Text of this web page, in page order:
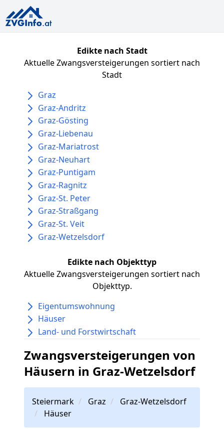
Edikte nach Stadt
Aktuelle Zwangsversteigerungen sortiert nach
Stadt
Graz
Graz-Andritz
Graz-Gösting
Graz-Liebenau
Graz-Mariatrost
Graz-Neuhart
Graz-Puntigam
Graz-Ragnitz
Graz-St. Peter
Graz-Straßgang
Graz-St. Veit
Graz-Wetzelsdorf
Edikte nach Objekttyp
Aktuelle Zwangsversteigerungen sortiert nach
Objekttyp.
Eigentumswohnung
Häuser
Land- und Forstwirtschaft
Zwangsversteigerungen von
Häusern in Graz-Wetzelsdorf
Steiermark Graz
Graz-Wetzelsdorf
Häuser